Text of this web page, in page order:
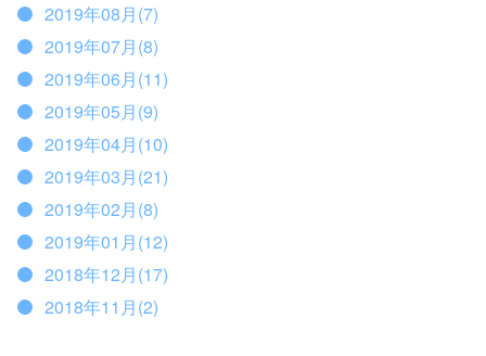
2019年08月(7)
2019年07月(8)
2019年06月(11)
2019年05月(9)
2019年04月(10)
2019年03月(21)
2019年02月(8)
2019年01月(12)
2018年12月(17)
2018年11月(2)